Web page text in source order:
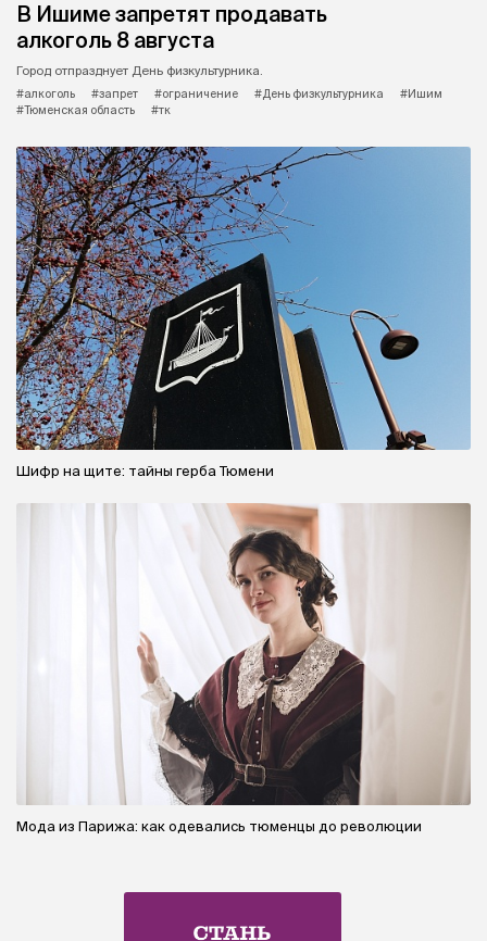
В Ишиме запретят продавать
алкоголь 8 августа
Город отпразднует День физкультурника.
#алкоголь
#запрет #ограничение #День физкультурника
#Ишим
#Тюменская область
#тк
Шифр на щите: тайны герба Тюмени
Мода из Парижа: как одевались тюменцы до революции